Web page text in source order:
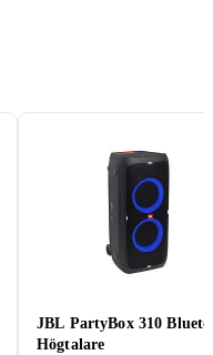
JBL PartyBox 310
Högtalare